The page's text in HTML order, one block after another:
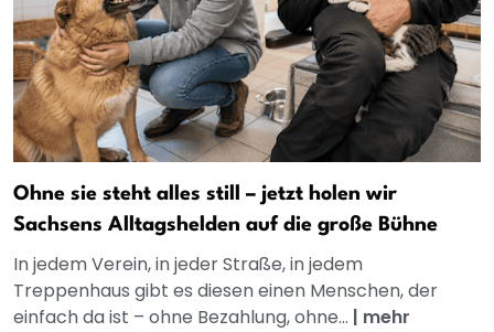
Ohne sie steht alles still – jetzt holen wir
Sachsens Alltagshelden auf die große Bühne
In jedem Verein, in jeder Straße, in jedem
Treppenhaus gibt es diesen einen Menschen, der
einfach da ist – ohne Bezahlung, ohne... | mehr